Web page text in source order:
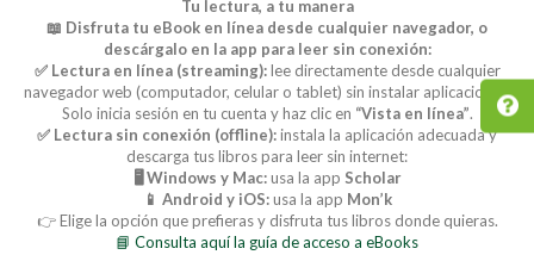
Tu lectura, a tu manera
📖 Disfruta tu eBook en línea desde cualquier navegador, o
descárgalo en la app para leer sin conexión:
✅ Lectura en línea (streaming):lee directamente desde cualquier
navegador web (computador, celular o tablet) sin instalar aplicaciones.
Solo inicia sesión en tu cuenta y haz clic en “Vista en línea”.
✅ Lectura sin conexión (offline):instala la aplicación adecuada y
descarga tus libros para leer sin internet:
🖥️ Windows y Mac:usa la app Scholar
📱 Android y iOS:usa la app Mon’k
👉 Elige la opción que prefieras y disfruta tus libros donde quieras.
📘 Consulta aquí la guía de acceso a eBooks